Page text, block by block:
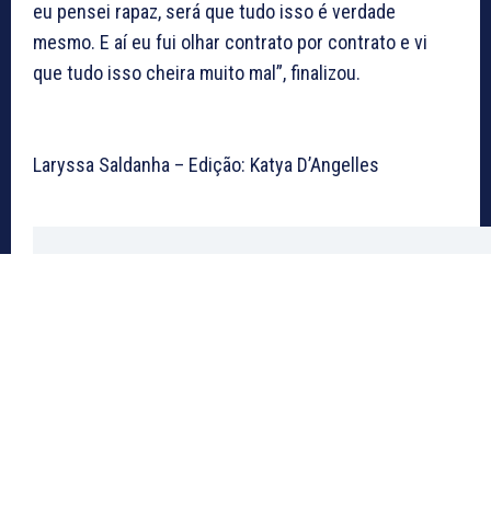
eu pensei rapaz, será que tudo isso é verdade
mesmo. E aí eu fui olhar contrato por contrato e vi
que tudo isso cheira muito mal”, finalizou.
Laryssa Saldanha – Edição: Katya D’Angelles